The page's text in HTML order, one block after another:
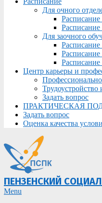
Для очного
Расписание
Расписание
Для заочного
Центр карьеры и
Трудоустройство
Задать вопрос
ПРАКТИЧЕСКАЯ
Задать вопрос
Оценка качества
ПЕНЗЕНСКИЙ
Primary
Menu